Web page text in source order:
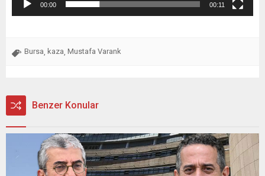
00:00 00:11
Bursa kaza Mustafa Varank
Benzer Konular